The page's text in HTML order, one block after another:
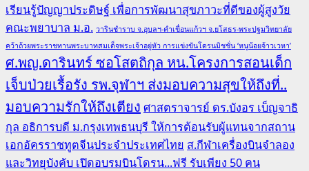
เรียนรู้ปัญญาประดิษฐ์ เพื่อการพัฒนาสุขภาวะที่ดีของผู้สูงวัย
คณะพยาบาล ม.อ. วารินชำราบ จ.อุบลฯ-คำเขื่อนแก้วฯ จ.ยโสธร-พระปฐมวิทยาลัย
คว้าถ้วยพระราชทานพระบาทสมเด็จพระเจ้าอยู่หัว การแข่งขันโดรนมิชชั่น ‘หนูน้อยจ้าวเวหา’
ศ.พญ.ดารินทร์ ซอโสตถิกุล หน.โครงการสอนเด็ก
เจ็บป่วยเรื้อรัง รพ.จุฬาฯ ส่งมอบความสุขให้ถึงที่..
มอบความรักให้ถึงเตียง ศาสตราจารย์ ดร.บังอร เบ็ญจาธิ
กุล อธิการบดี ม.กรุงเทพธนบุรี ให้การต้อนรับผู้แทนจากสถาน
เอกอัครราชทูตจีนประจำประเทศไทย ส.กีฬาเครื่องบินจำลอง
และวิทยุบังคับ เปิดอบรมบินโดรน...ฟรี รับเพียง 50 คน